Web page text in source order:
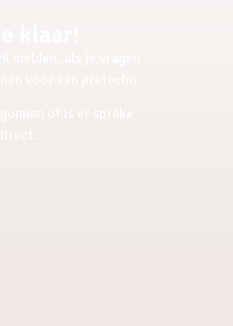
als je vragen
voor een pretecho.
of is er sprake